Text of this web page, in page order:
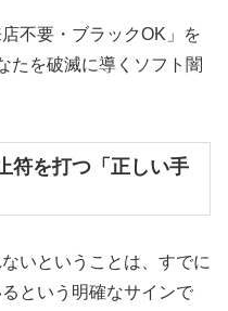
不要・ブラックOK」を
たを破滅に導くソフト闇
符を打つ「正しい手
いということは、すでに
という明確なサインで